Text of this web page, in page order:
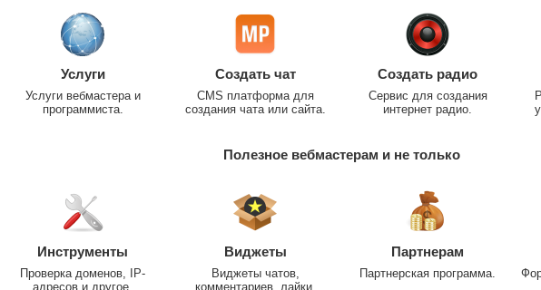
Услуги
Услуги вебмастера и
программиста.
Создать чат
CMS платформа для
создания чата или сайта.
Создать радио
Сервис для создания
интернет радио.
Полезное вебмастерам и не только
Инструменты
Проверка доменов, IP-
адресов и другое.
Виджеты
Виджеты чатов,
комментариев, лайки.
Партнерам
Партнерская программа.